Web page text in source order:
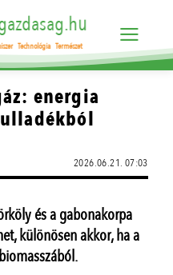
Technológia Természet
energia
2026.06.21. 07:03
és a gabonakorpa
különösen akkor, ha a